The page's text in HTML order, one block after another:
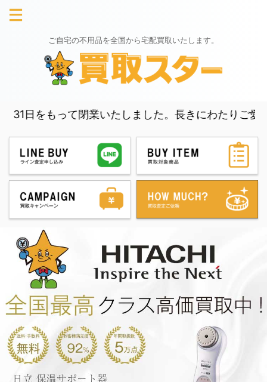
ご自宅の不用品を全国から宅配買取いたします。
て閉業いたしました。長きにわたりご愛顧いただき